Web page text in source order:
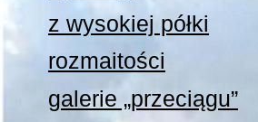
z wysokiej półki
rozmaitości
galerie „przeciągu”